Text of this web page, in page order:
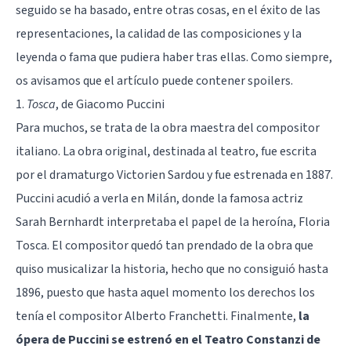
seguido se ha basado, entre otras cosas, en el éxito de las
representaciones, la calidad de las composiciones y la
leyenda o fama que pudiera haber tras ellas. Como siempre,
os avisamos que el artículo puede contener spoilers.
1. Tosca, de Giacomo Puccini
Para muchos, se trata de la obra maestra del compositor
italiano. La obra original, destinada al teatro, fue escrita
por el dramaturgo Victorien Sardou y fue estrenada en 1887.
Puccini acudió a verla en Milán, donde la famosa actriz
Sarah Bernhardt interpretaba el papel de la heroína, Floria
Tosca. El compositor quedó tan prendado de la obra que
quiso musicalizar la historia, hecho que no consiguió hasta
1896, puesto que hasta aquel momento los derechos los
tenía el compositor Alberto Franchetti. Finalmente, la
ópera de Puccini se estrenó en el Teatro Constanzi de